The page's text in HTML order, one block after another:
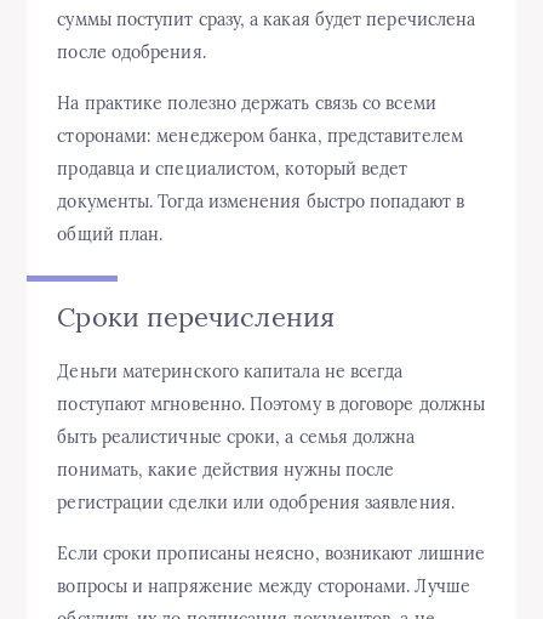
суммы поступит сразу, а какая будет перечислена
после одобрения.
На практике полезно держать связь со всеми
сторонами: менеджером банка, представителем
продавца и специалистом, который ведет
документы. Тогда изменения быстро попадают в
общий план.
Сроки перечисления
Деньги материнского капитала не всегда
поступают мгновенно. Поэтому в договоре должны
быть реалистичные сроки, а семья должна
понимать, какие действия нужны после
регистрации сделки или одобрения заявления.
Если сроки прописаны неясно, возникают лишние
вопросы и напряжение между сторонами. Лучше